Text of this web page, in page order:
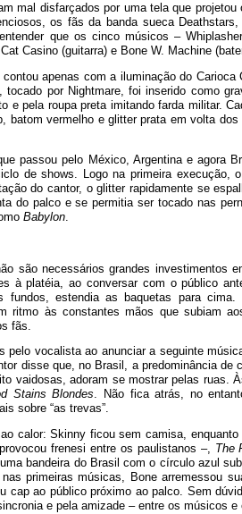
mal disfarçados por uma tela que
os fãs da banda sueca
que os cinco músicos –
Casino (guitarra) e Bone W. Machine
apenas com a iluminação do
por Nightmare, foi inserido como
e pela roupa preta imitando farda militar.
batom vermelho e glitter prata em volta
que passou pelo México, Argentina e agora
de shows. Logo na primeira execução,
do cantor, o glitter rapidamente se
do palco e se permitia ser tocado nas
Babylon
são necessários grandes investimentos
à platéia, ao conversar com o público
fundos, estendia as baquetas para
ritmo às constantes mãos que subiam
fãs.
pelo vocalista ao anunciar a seguinte
disse que, no Brasil, a predominância
vaidosas, adoram se mostrar pelas ruas.
Stains Blondes. Não fica atrás, no
sobre “as trevas”.
calor: Skinny ficou sem camisa,
frenesi entre os paulistanos –, The
bandeira do Brasil com o círculo azul
primeiras músicas, Bone arremessou
cap ao público próximo ao palco. Sem
e pela amizade – entre os músicos